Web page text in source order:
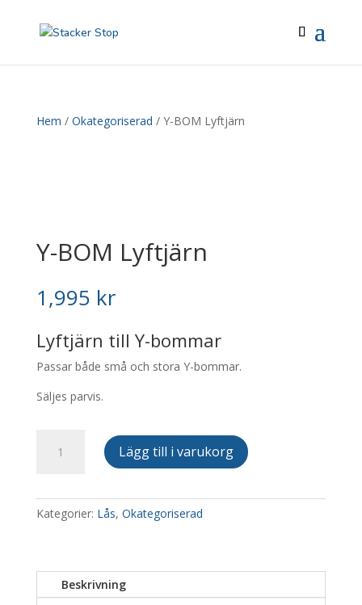
Hem / Okategoriserad / Y-BOM Lyftjärn
Y-BOM Lyftjärn
1,995 kr
Lyftjärn till Y-bommar
Passar både små och stora Y-bommar.
Säljes parvis.
BOM
Lägg till i varukorg
Kategorier: Lås, Okategoriserad
Beskrivning